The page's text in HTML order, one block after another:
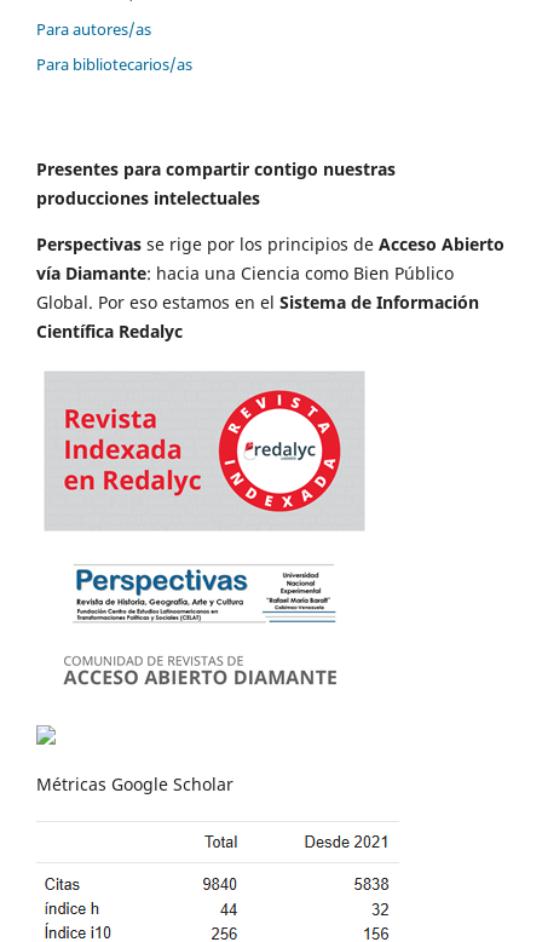
Para autores/as
Para bibliotecarios/as
Presentes para compartir contigo nuestras
producciones intelectuales
Perspectivas se rige por los principios de Acceso Abierto
vía Diamante: hacia una Ciencia como Bien Público
Global. Por eso estamos en el Sistema de Información
Científica Redalyc
Métricas Google Scholar